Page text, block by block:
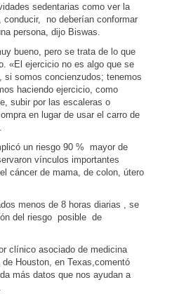
sedentarias como ver la
no deberían conformar
persona, dijo Biswas.
bueno, pero se trata de lo que
«El ejercicio no es algo que se
si somos concienzudos; tenemos
haciendo ejercicio, como
subir por las escaleras o
en lugar de usar el carro de
un riesgo 90 % mayor de
vínculos importantes
cáncer de mama, de colon, útero
menos de 8 horas diarias , se
del riesgo posible de
clínico asociado de medicina
Houston, en Texas,comentó
más datos que nos ayudan a